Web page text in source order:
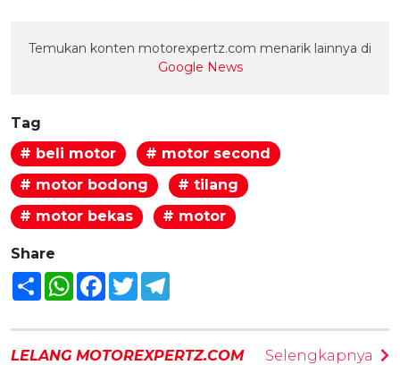
Temukan konten motorexpertz.com menarik lainnya di
Google News
Tag
# beli motor
# motor second
# motor bodong
# tilang
# motor bekas
# motor
Share
Share WhatsAppFacebook
Twitter
LELANG MOTOREXPERTZ.COM Selengkapnya